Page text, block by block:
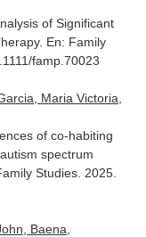
of Significant
En: Family
famp.70023
Maria Victoria,
of co-habiting
spectrum
Studies. 2025.
Baena,